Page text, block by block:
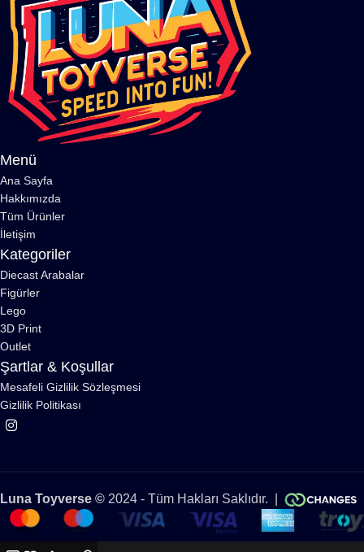
Menü
Ana Sayfa
Hakkımızda
Tüm Ürünler
İletişim
Kategoriler
Diecast Arabalar
Figürler
Lego
3D Print
Outlet
Şartlar & Koşullar
Mesafeli Gizlilik Sözleşmesi
Gizlilik Politikası
Luna Toyverse © 2024 - Tüm Hakları Saklıdır. |